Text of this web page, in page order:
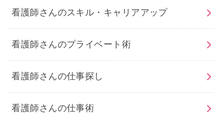
看護師さんのスキル・キャリアアップ
看護師さんのプライベート術
看護師さんの仕事探し
看護師さんの仕事術